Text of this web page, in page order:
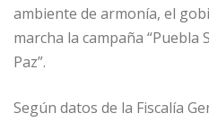
ambiente de armonía, el
marcha la campaña “Puebla
Paz”.
Según datos de la Fiscalía